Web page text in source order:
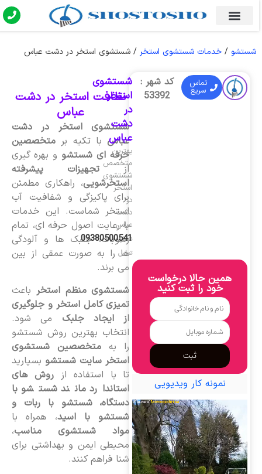
شستشو/ خدمات شستشوی استخر/ شستشوی استخر در دشت عباس
نظافت استخر در دشت
عباس
شستشوی استخر در دشت
عباسبا تکیه بر متخصصین
حرفه ای شستشوو بهره گیری
از تجهیزات پیشرفته
استخرشویی، راهکاری مطمئن
برای پاکیزگی و شفافیت آب
استخر شماست. این خدمات
با رعایت اصول حرفه ای، تمام
رسوبات، جلبک ها و آلودگی
ها را به صورت عمقی از بین
می برند.
شستشوی منظم استخرباعث
تمیزی کامل استخر و جلوگیری
از ایجاد جلبکمی شود.
انتخاب بهترین روش شستشو
را به متخصصین شستشوی
استخر سایت شستشوبسپارید
تا با استفاده از روش های
استاندارد مانند شستشو با
دستگاه، شستشو با ربات و
شستشو با اسید، همراه با
مواد شستشوی مناسب،
محیطی ایمن و بهداشتی برای
شنا فراهم کنند.
تماس
سریع
کد شهر :
53392
شستشوی
استخر
در
دشت
عباس
بهترین
متخصص
شستشوی
استخر
در
دشت
عباس
شماره
تماس
09380500541
همین حالا درخواست
خود را ثبت کنید
ثبت
نمونه کار ویدیویی